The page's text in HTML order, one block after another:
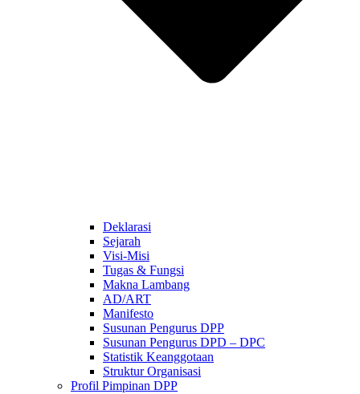
Deklarasi
Sejarah
Visi-Misi
Tugas & Fungsi
Makna Lambang
AD/ART
Manifesto
Susunan Pengurus DPP
Susunan Pengurus DPD – DPC​
Statistik Keanggotaan
Struktur Organisasi
Profil Pimpinan DPP